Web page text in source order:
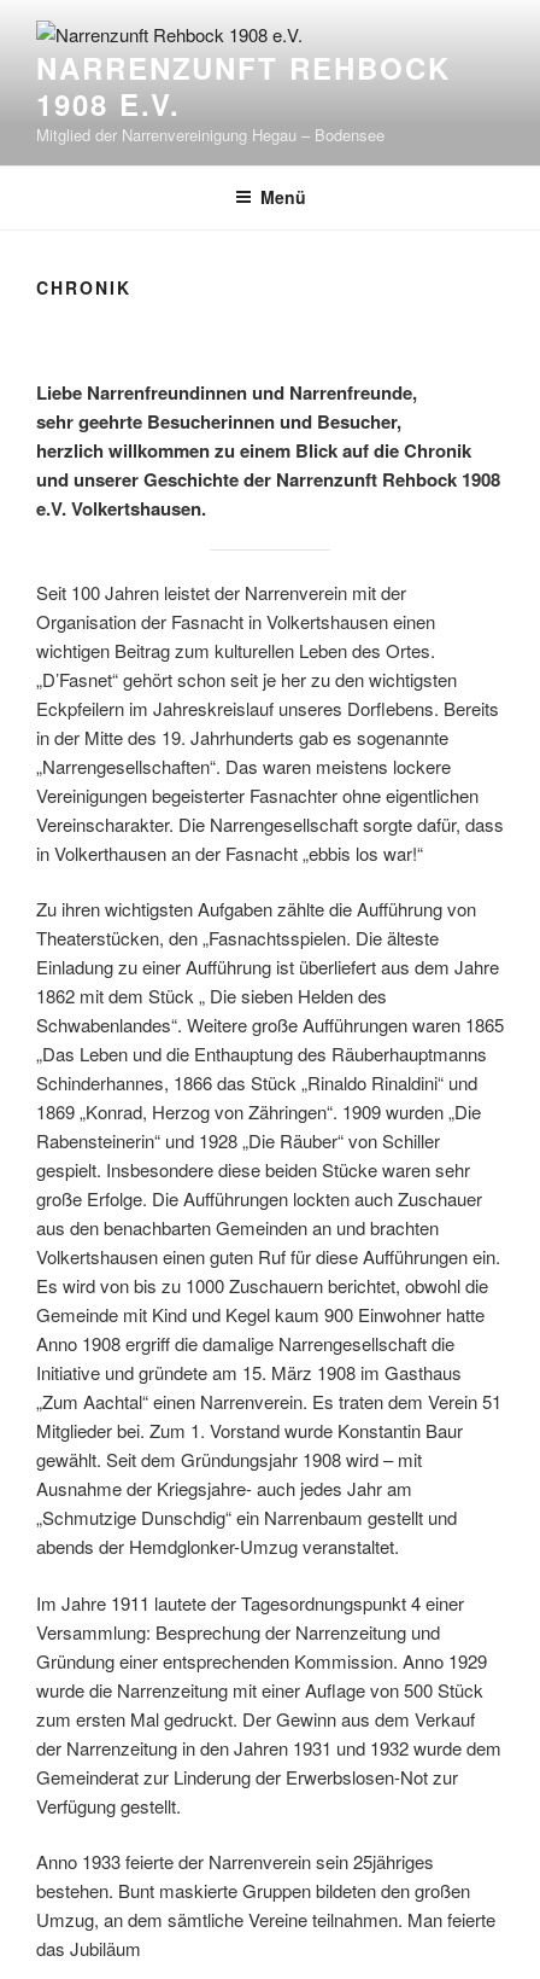
Inhalt
springenNARRENZUNFT REHBOCK
1908 E.V.
Mitglied der Narrenvereinigung Hegau – Bodensee
Menü
CHRONIK
Liebe Narrenfreundinnen und Narrenfreunde,
sehr geehrte Besucherinnen und Besucher,
herzlich willkommen zu einem Blick auf die Chronik
und unserer Geschichte der Narrenzunft Rehbock 1908
e.V. Volkertshausen.
Seit 100 Jahren leistet der Narrenverein mit der
Organisation der Fasnacht in Volkertshausen einen
wichtigen Beitrag zum kulturellen Leben des Ortes.
„D’Fasnet“ gehört schon seit je her zu den wichtigsten
Eckpfeilern im Jahreskreislauf unseres Dorflebens. Bereits
in der Mitte des 19. Jahrhunderts gab es sogenannte
„Narrengesellschaften“. Das waren meistens lockere
Vereinigungen begeisterter Fasnachter ohne eigentlichen
Vereinscharakter. Die Narrengesellschaft sorgte dafür, dass
in Volkerthausen an der Fasnacht „ebbis los war!“
Zu ihren wichtigsten Aufgaben zählte die Aufführung von
Theaterstücken, den „Fasnachtsspielen. Die älteste
Einladung zu einer Aufführung ist überliefert aus dem Jahre
1862 mit dem Stück „ Die sieben Helden des
Schwabenlandes“. Weitere große Aufführungen waren 1865
„Das Leben und die Enthauptung des Räuberhauptmanns
Schinderhannes, 1866 das Stück „Rinaldo Rinaldini“ und
1869 „Konrad, Herzog von Zähringen“. 1909 wurden „Die
Rabensteinerin“ und 1928 „Die Räuber“ von Schiller
gespielt. Insbesondere diese beiden Stücke waren sehr
große Erfolge. Die Aufführungen lockten auch Zuschauer
aus den benachbarten Gemeinden an und brachten
Volkertshausen einen guten Ruf für diese Aufführungen ein.
Es wird von bis zu 1000 Zuschauern berichtet, obwohl die
Gemeinde mit Kind und Kegel kaum 900 Einwohner hatte
Anno 1908 ergriff die damalige Narrengesellschaft die
Initiative und gründete am 15. März 1908 im Gasthaus
„Zum Aachtal“ einen Narrenverein. Es traten dem Verein 51
Mitglieder bei. Zum 1. Vorstand wurde Konstantin Baur
gewählt. Seit dem Gründungsjahr 1908 wird – mit
Ausnahme der Kriegsjahre- auch jedes Jahr am
„Schmutzige Dunschdig“ ein Narrenbaum gestellt und
abends der Hemdglonker-Umzug veranstaltet.
Im Jahre 1911 lautete der Tagesordnungspunkt 4 einer
Versammlung: Besprechung der Narrenzeitung und
Gründung einer entsprechenden Kommission. Anno 1929
wurde die Narrenzeitung mit einer Auflage von 500 Stück
zum ersten Mal gedruckt. Der Gewinn aus dem Verkauf
der Narrenzeitung in den Jahren 1931 und 1932 wurde dem
Gemeinderat zur Linderung der Erwerbslosen-Not zur
Verfügung gestellt.
Anno 1933 feierte der Narrenverein sein 25jähriges
bestehen. Bunt maskierte Gruppen bildeten den großen
Umzug, an dem sämtliche Vereine teilnahmen. Man feierte
das Jubiläum